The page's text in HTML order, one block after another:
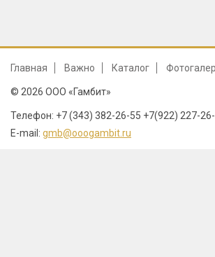
Главная Важно Каталог
© 2026 ООО «Гамбит»
Телефон: +7 (343) 382-26-55 +7(922)
E-mail: gmb@ooogambit.ru